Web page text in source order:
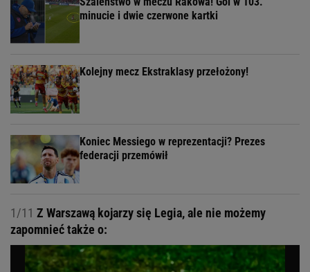
minucie i dwie czerwone kartki
Kolejny mecz Ekstraklasy przełożony!
Koniec Messiego w reprezentacji? Prezes
federacji przemówił
1/11 Z Warszawą kojarzy się Legia, ale nie możemy
zapomnieć także o: